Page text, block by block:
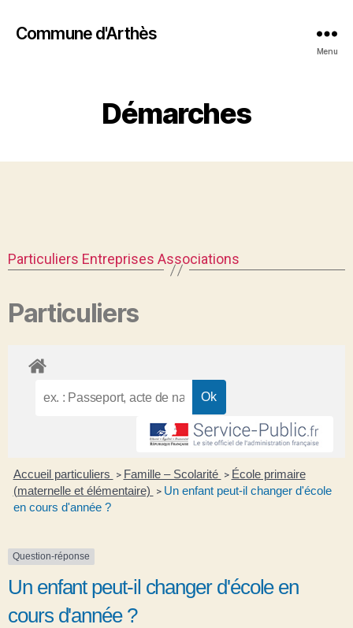
Commune d'Arthès
Menu
Démarches
Particuliers Entreprises Associations
Particuliers
Accueil particuliers > Famille – Scolarité > École primaire
(maternelle et élémentaire) > Un enfant peut-il changer d'école
en cours d'année ?
Question-réponse
Un enfant peut-il changer d'école en
cours d'année ?